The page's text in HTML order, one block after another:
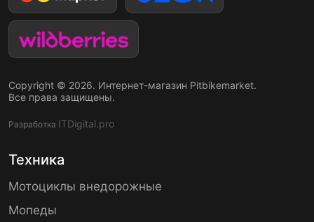
Copyright © 2026. Интернет-магазин Pitbikemarket.
Все права защищены.
Разработка ITDigital.pro
Техника
Мотоциклы внедорожные
Мопеды